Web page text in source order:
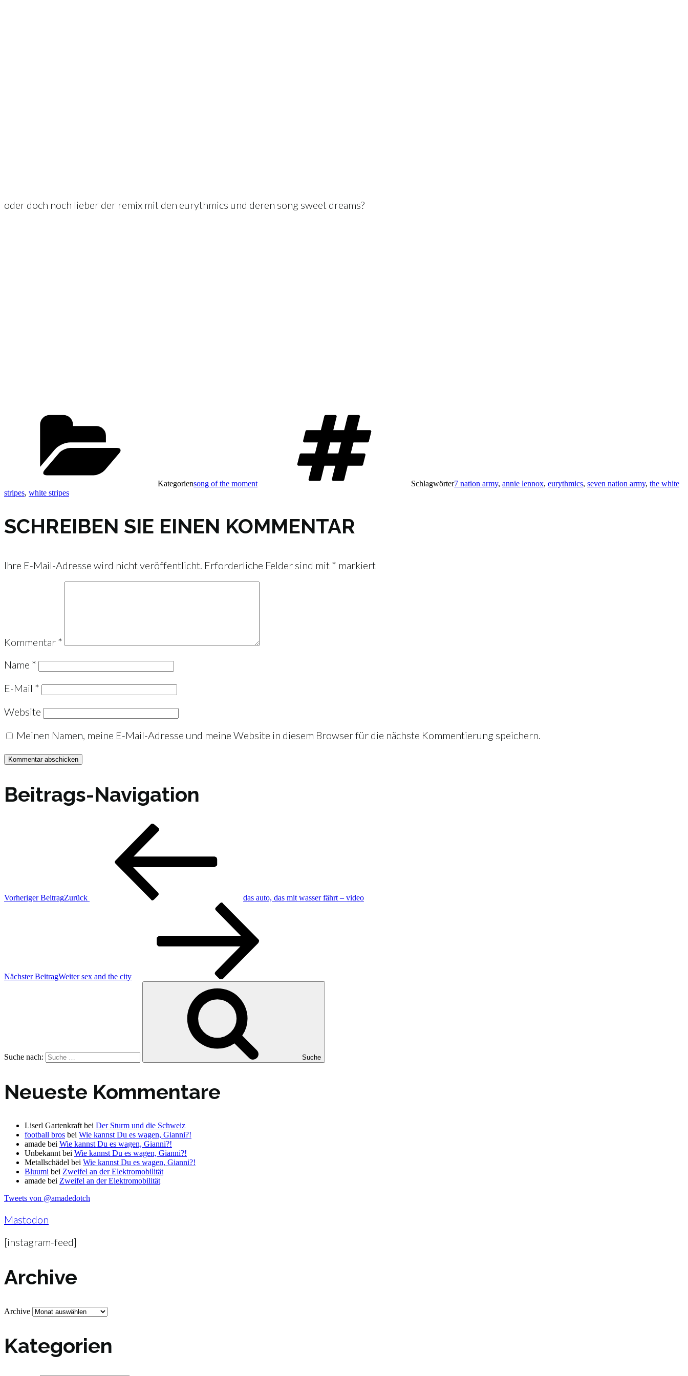
oder doch noch lieber der remix mit den eurythmics und deren song sweet dreams?
Kategoriensong of the moment Schlagwörter7 nation army, annie lennox, eurythmics, seven nation army, the white
stripes, white stripes
SCHREIBEN SIE EINEN KOMMENTAR
Ihre E-Mail-Adresse wird nicht veröffentlicht. Erforderliche Felder sind mit * markiert
Kommentar *
Name *
E-Mail *
Website
Meinen Namen, meine E-Mail-Adresse und meine Website in diesem Browser für die nächste Kommentierung speichern.
Beitrags-Navigation
Vorheriger BeitragZurück das auto, das mit wasser fährt – video
Nächster BeitragWeiter sex and the city
Suche nach: Suche
Neueste Kommentare
Liserl Gartenkraft bei Der Sturm und die Schweiz
football bros bei Wie kannst Du es wagen, Gianni?!
amade bei Wie kannst Du es wagen, Gianni?!
Unbekannt bei Wie kannst Du es wagen, Gianni?!
Metallschädel bei Wie kannst Du es wagen, Gianni?!
Bluumi bei Zweifel an der Elektromobilität
amade bei Zweifel an der Elektromobilität
Tweets von @amadedotch
Mastodon
[instagram-feed]
Archive
Archive
Kategorien